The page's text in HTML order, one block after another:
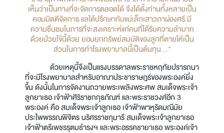
เห็นว่าเป็นทางที่จะจัดการตลอดได้ จึงได้ตั้งท่านทั้งหลายเป็น
คอมมิตตีจัดการ แลได้ปรึกษากับแม่เล็กเสาวภาผ่องศรี มี
ความชื่นชมในการที่จะสงเคราะห์แก่คนที่ได้รับความลำบาก
ด้วยป่วยไข้นี้ด้วย ยอมยกทรัพย์สมบัติของลูกที่ตายให้เป็น
ส่วนในการทำโรงพยาบาลนี้เป็นต้นทุน..."
ด้วยเหตุนี้จึงเป็นแรงบรรดาลพระราชหฤทัยปรารถนา
ที่จะมีโรงพยาบาลสำหรับอาณาประชาราษฎร์ของพระองค์ยิ่ง
ขึ้น ดังนั้นในการจัดงานถวายพระเพลิงพระศพ สมเด็จพระเจ้า
ลูกยาเธอ เจ้าฟ้าศิริราชกกุธภัณฑ์ และพระราชวงศ์อีก 3
พระองค์ คือ สมเด็จพระเจ้าลูกเธอ เจ้าฟ้าพาหุรัดมณีมัย
ประไพพรรณพิจิตร นริศรราชกุมารี สมเด็จพระเจ้าลูกยาเธอ
เจ้าฟ้าตรีเพชรรุตมธำรงฯ และพระอรรคชายาเธอ พระองค์เจ้า